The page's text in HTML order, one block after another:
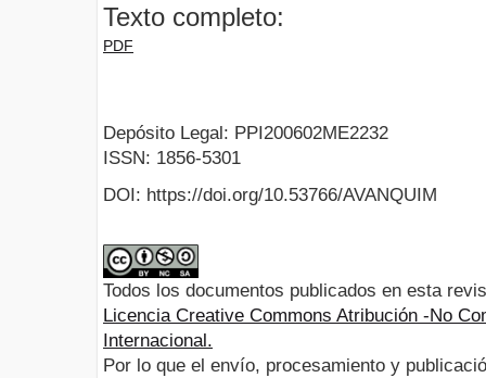
Texto completo:
PDF
Depósito Legal: PPI200602ME2232
ISSN: 1856-5301
DOI: https://doi.org/10.53766/AVANQUIM
Todos los documentos publicados en esta
Licencia Creative Commons Atribución -No
Internacional.
Por lo que el envío, procesamiento y